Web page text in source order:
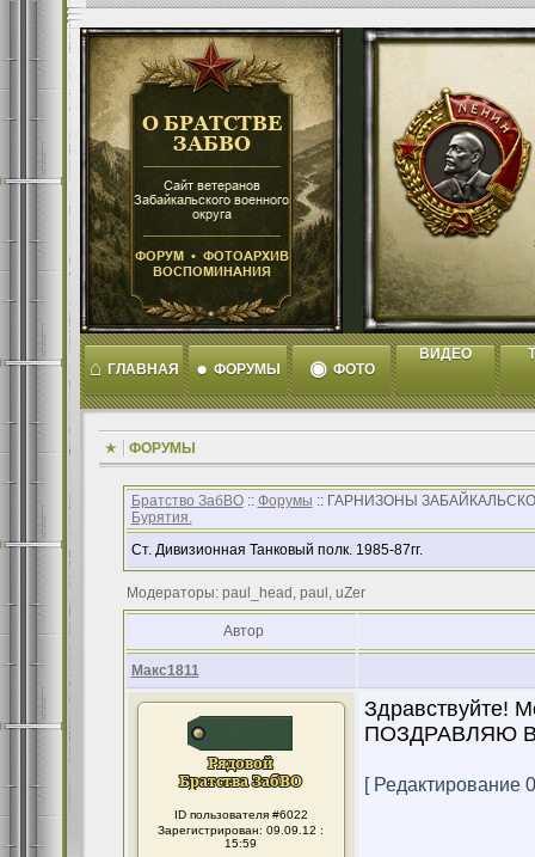
⌂ ГЛАВНАЯ ● ФОРУМЫ ◉ ФОТО
ВИДЕО
ФОРУМЫ
Братство ЗабВО:: Форумы :: ГАРНИЗОНЫ
Бурятия.
Ст. Дивизионная Танковый полк. 1985-87гг.
Модераторы: paul_head, paul, uZer
Автор
Макс1811
ID пользователя #6022
Зарегистрирован: 09.09.12 :
15:59
Здравствуйте!
ПОЗДРАВЛЯЮ
[ Редактирование